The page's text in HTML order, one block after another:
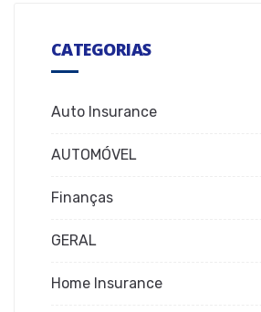
CATEGORIAS
Auto Insurance
AUTOMÓVEL
Finanças
GERAL
Home Insurance